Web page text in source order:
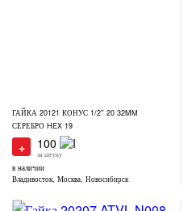
ГАЙКА 20121 КОНУС 1/2'' 20 32MM
СЕРЕБРО HEX 19
+ 100
за штуку
в наличии
Владивосток, Москва, Новосибирск